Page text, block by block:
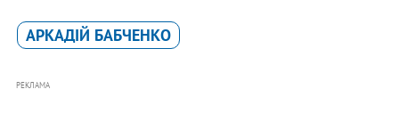
АРКАДІЙ БАБЧЕНКО
РЕКЛАМА